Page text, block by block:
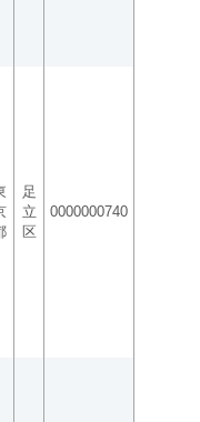
足
立
区
0000000740